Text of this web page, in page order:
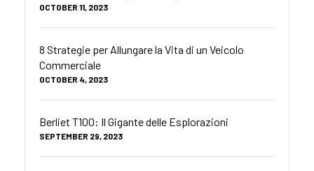
OCTOBER 11, 2023
8 Strategie per Allungare la Vita di un Veicolo
Commerciale
OCTOBER 4, 2023
Berliet T100: Il Gigante delle Esplorazioni
SEPTEMBER 29, 2023